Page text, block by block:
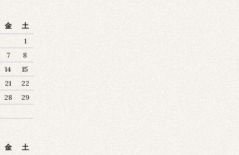
金
土
1
7
8
14
15
21
22
28
29
金
土